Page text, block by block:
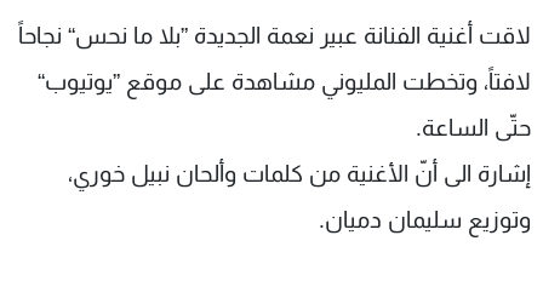
لاقت أغنية الفنانة عبير نعمة الجديدة ”بلا ما نحس“ نجاحاً
لافتاً، وتخطت المليوني مشاهدة على موقع ”يوتيوب“
حتّى الساعة.
إشارة الى أنّ الأغنية من كلمات وألحان نبيل خوري،
وتوزيع سليمان دميان.
شاهد البرامج
الترددات
عن MTV
الإنـتـاج
لاعلاناتكم
تواصل معنا
شروط الإسـتخدام